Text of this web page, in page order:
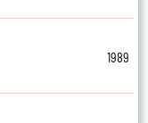
1989